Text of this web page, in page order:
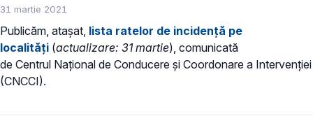
31 martie 2021
Publicăm, atașat, lista ratelor de incidență pe
localități (actualizare: 31 martie), comunicată
de Centrul Național de Conducere și Coordonare a Intervenției
(CNCCI).